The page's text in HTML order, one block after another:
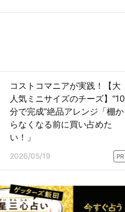
コストコマニアが実践！【大
人気ミニサイズのチーズ】“10
分で完成”絶品アレンジ「棚か
らなくなる前に買い占めた
い！」
2026/05/19 PR